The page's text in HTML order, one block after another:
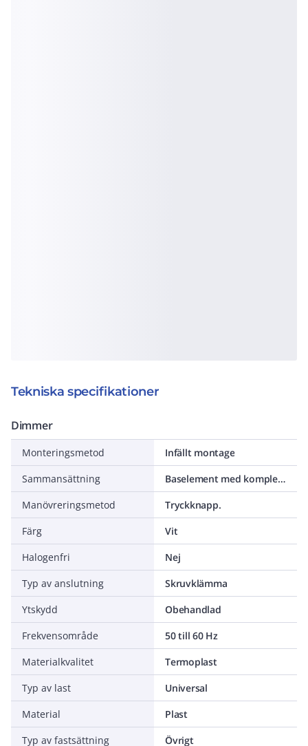
Tekniska specifikationer
Dimmer
Monteringsmetod
Infällt montage
Sammansättning
Baselement med komplett hus
Manövreringsmetod
Tryckknapp.
Färg
Vit
Halogenfri
Nej
Typ av anslutning
Skruvklämma
Ytskydd
Obehandlad
Frekvensområde
50 till 60 Hz
Materialkvalitet
Termoplast
Typ av last
Universal
Material
Plast
Typ av fastsättning
Övrigt